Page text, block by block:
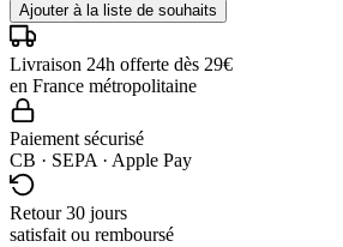
Ajouter à la liste de souhaits
Livraison 24h offerte dès 29€
en France métropolitaine
Paiement sécurisé
CB · SEPA · Apple Pay
Retour 30 jours
satisfait ou remboursé